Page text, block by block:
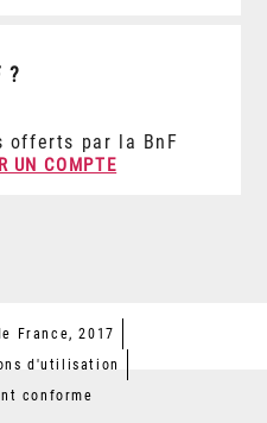
?
offerts par la BnF
UN COMPTE
France, 2017
d'utilisation
conforme